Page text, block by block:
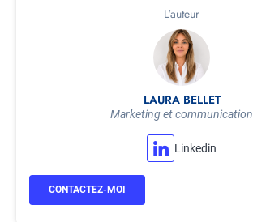
L'auteur
LAURA BELLET
Marketing et communication
Linkedin
CONTACTEZ-MOI